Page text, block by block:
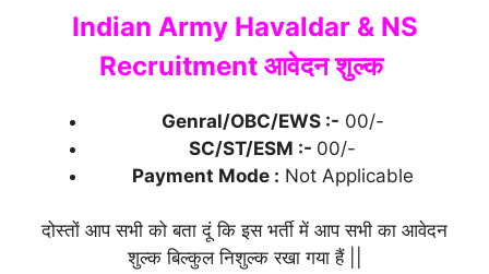
Indian Army Havaldar & NS
Recruitment आवेदन शुल्क
Genral/OBC/EWS :- 00/-
SC/ST/ESM :- 00/-
Payment Mode : Not Applicable
दोस्तों आप सभी को बता दूं कि इस भर्ती में आप सभी का आवेदन
शुल्क बिल्कुल निशुल्क रखा गया हैं ||